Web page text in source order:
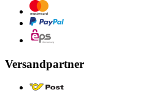
Versandpartner